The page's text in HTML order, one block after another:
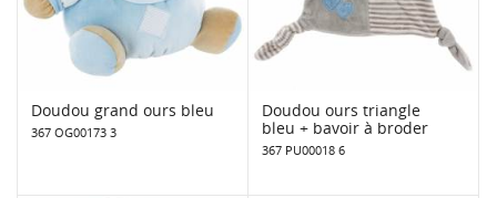
Doudou grand ours bleu
367 OG00173 3
Doudou ours triangle
bleu + bavoir à broder
367 PU00018 6